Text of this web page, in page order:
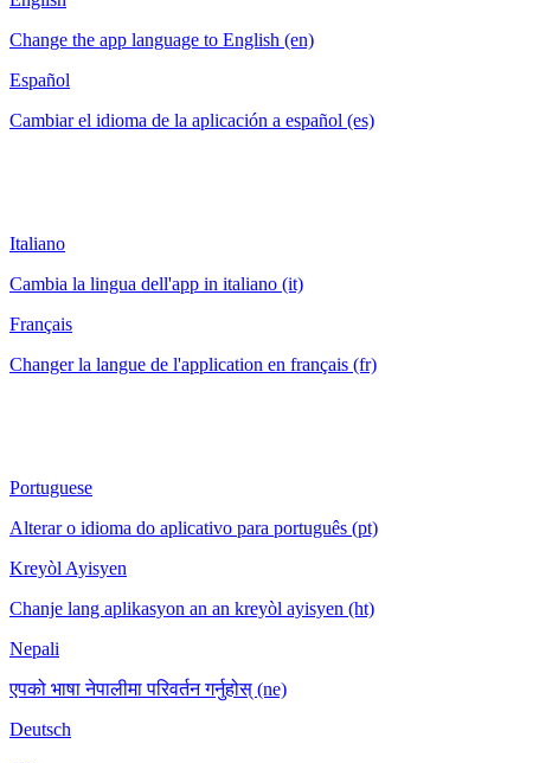
Change the app language to English (en)
Español
Cambiar el idioma de la aplicación a español (es)
Italiano
Cambia la lingua dell'app in italiano (it)
Français
Changer la langue de l'application en français (fr)
Portuguese
Alterar o idioma do aplicativo para português (pt)
Kreyòl Ayisyen
Chanje lang aplikasyon an an kreyòl ayisyen (ht)
Nepali
एपको भाषा नेपालीमा परिवर्तन गर्नुहोस् (ne)
Deutsch